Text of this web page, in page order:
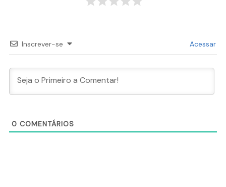
Inscrever-se Acessar
0 COMENTÁRIOS